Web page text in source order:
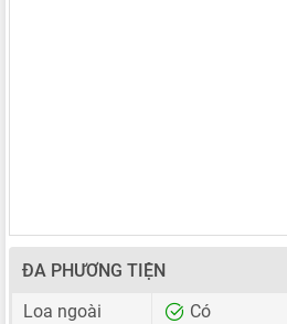
ĐA PHƯƠNG TIỆN
Loa ngoài
Có